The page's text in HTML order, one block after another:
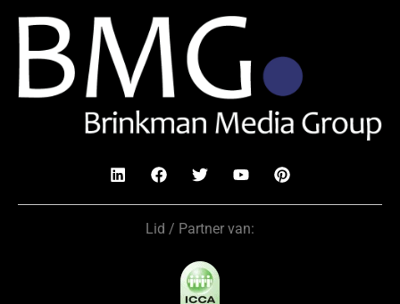
Lid / Partner van: